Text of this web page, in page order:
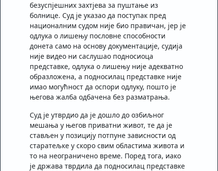
безуспјешних захтјева за пуштање из
болнице. Суд је указао да поступак пред
националним судом није био правичан, јер је
одлука о лишењу пословне способности
донета само на основу документације, судија
није видео ни саслушао подносиоца
представке, одлука о лишењу није адекватно
образложена, а подносилац представке није
имао могућност да оспори одлуку, пошто је
његова жалба одбачена без разматрања.
Суд је утврдио да је дошло до озбиљног
мешања у његов приватни живот, те да је
стављен у позицију потпуне зависности од
старатељке у скоро свим областима живота и
то на неограничено време. Поред тога, иако
је држава тврдила да подносилац представке